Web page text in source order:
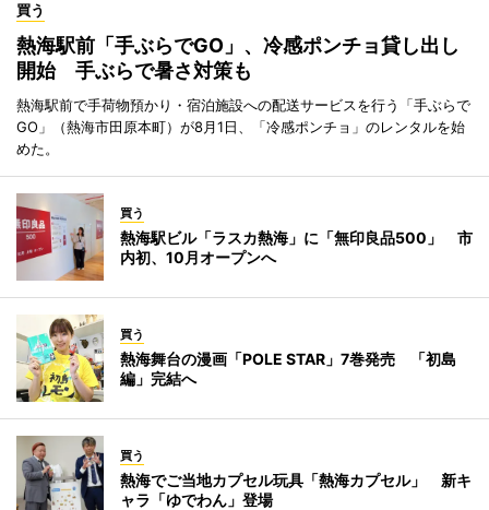
買う
熱海駅前「手ぶらでGO」、冷感ポンチョ貸し出し
開始 手ぶらで暑さ対策も
熱海駅前で手荷物預かり・宿泊施設への配送サービスを行う「手ぶらで
GO」（熱海市田原本町）が8月1日、「冷感ポンチョ」のレンタルを始
めた。
買う
熱海駅ビル「ラスカ熱海」に「無印良品500」 市
内初、10月オープンへ
買う
熱海舞台の漫画「POLE STAR」7巻発売 「初島
編」完結へ
買う
熱海でご当地カプセル玩具「熱海カプセル」 新キ
ャラ「ゆでわん」登場